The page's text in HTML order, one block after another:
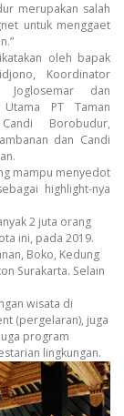
merupakan salah
untuk menggaet
oleh bapak
Koordinator
Joglosemar dan
PT Taman
Borobudur,
dan Candi
mampu menyedot
highlight-nya
2 juta orang
ini, pada 2019.
Boko, Kedung
Surakarta. Selain
wisata di
(pergelaran), juga
program
lingkungan.